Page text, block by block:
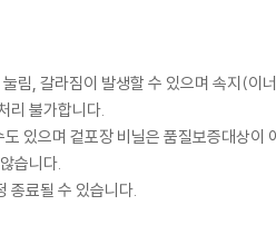
림, 갈라짐이 발생할 수 있으며 속지(이
리 불가합니다.
있으며 겉포장 비닐은 품질보증대상이
습니다.
종료될 수 있습니다.